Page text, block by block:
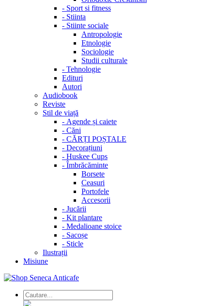
- Sport si fitness
- Stiinta
- Stiinte sociale
Antropologie
Etnologie
Sociologie
Studii culturale
- Tehnologie
Edituri
Autori
Audiobook
Reviste
Stil de viață
- Agende și caiete
- Căni
- CĂRȚI POȘTALE
- Decorațiuni
- Huskee Cups
- Îmbrăcăminte
Borsete
Ceasuri
Portofele
Accesorii
- Jucării
- Kit plantare
- Medalioane stoice
- Sacoșe
- Sticle
Ilustrații
Misiune